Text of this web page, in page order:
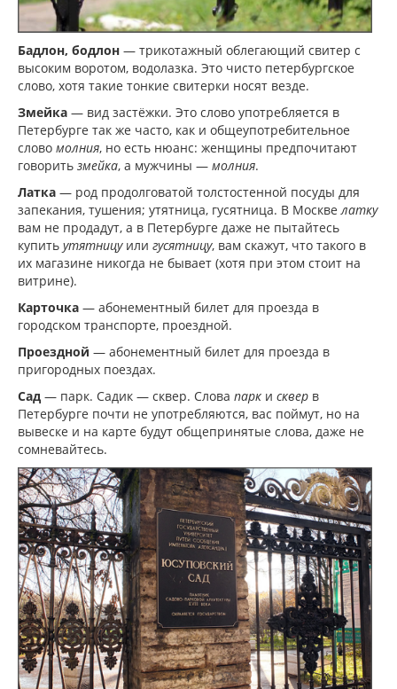
Бадлон, бодлон — трикотажный облегающий свитер с
высоким воротом, водолазка. Это чисто петербургское
слово, хотя такие тонкие свитерки носят везде.
Змейка — вид застёжки. Это слово употребляется в
Петербурге так же часто, как и общеупотребительное
слово молния, но есть нюанс: женщины предпочитают
говорить змейка, а мужчины — молния.
Латка — род продолговатой толстостенной посуды для
запекания, тушения; утятница, гусятница. В Москвелатку
вам не продадут, а в Петербурге даже не пытайтесь
купить утятницуили гусятницу, вам скажут, что такого в
их магазине никогда не бывает (хотя при этом стоит на
витрине).
Карточка — абонементный билет для проезда в
городском транспорте, проездной.
Проездной — абонементный билет для проезда в
пригородных поездах.
Сад — парк. Садик — сквер. Слова парк и сквер в
Петербурге почти не употребляются, вас поймут, но на
вывеске и на карте будут общепринятые слова, даже не
сомневайтесь.